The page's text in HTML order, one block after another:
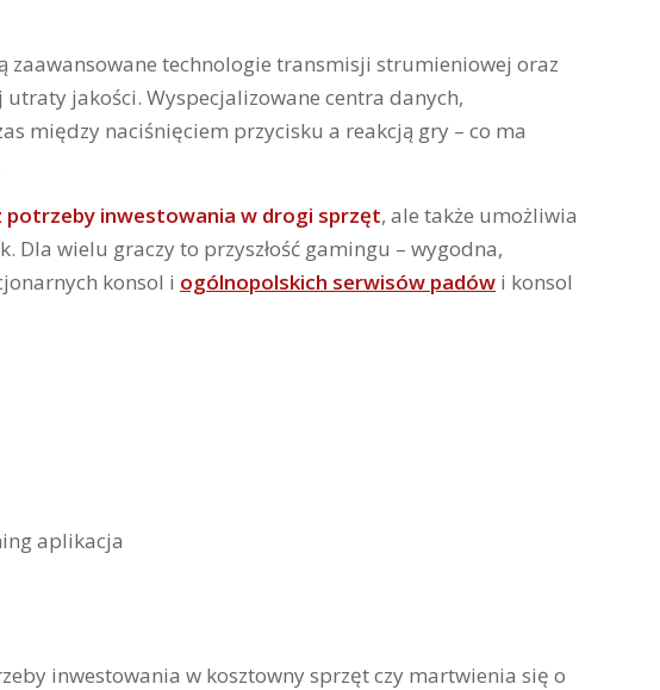
zaawansowane technologie transmisji strumieniowej oraz
jakości. Wyspecjalizowane centra danych,
między naciśnięciem przycisku a reakcją gry – co ma
inwestowania w drogi sprzęt, ale także umożliwia
wielu graczy to przyszłość gamingu – wygodna,
konsol i ogólnopolskich serwisów padów i konsol
inwestowania w kosztowny sprzęt czy martwienia się o